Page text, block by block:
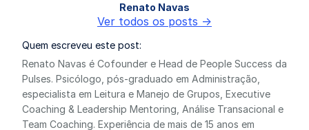
Renato Navas
Ver todos os posts ->
Quem escreveu este post:
Renato Navas é Cofounder e Head de People Success da
Pulses. Psicólogo, pós-graduado em Administração,
especialista em Leitura e Manejo de Grupos, Executive
Coaching & Leadership Mentoring, Análise Transacional e
Team Coaching. Experiência de mais de 15 anos em